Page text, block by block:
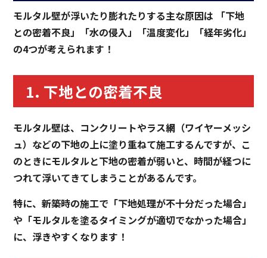
モルタル壁が浮いたり膨れたりする主な原因は 「下地
との密着不良」「水の侵入」「温度変化」「経年劣化」
の4つが考えられます！
1. 下地との密着不良
モルタル壁は、コンクリートやラス網（ワイヤーメッシ
ュ）などの下地の上に塗り重ねて施工するんですが、こ
のときにモルタルと下地の密着が弱いと、時間が経つに
つれて浮いてきてしまうことがあるんです。
特に、新築時の施工で「下地処理が不十分だった場合」
や「モルタルを塗るタイミングが適切でなかった場合」
に、浮きやすくなります！